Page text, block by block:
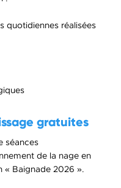
quotidiennes réalisées
gratuites
séances
de la nage en
« Baignade 2026 ».